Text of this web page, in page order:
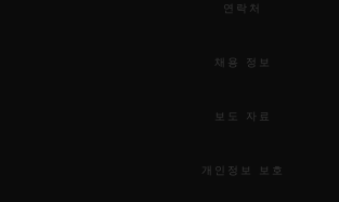
연락처
채용 정보
보도 자료
개인정보 보호